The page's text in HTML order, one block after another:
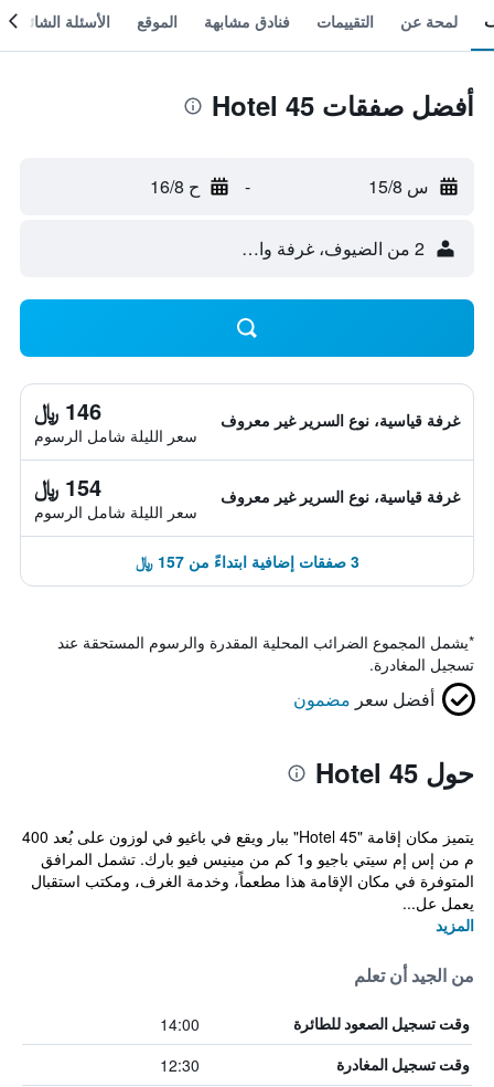
لمحة عن التقييمات فنادق مشابهة الموقع الأسئلة الشائعة
أفضل صفقات Hotel 45
س 15/8 - ح 16/8
2 من الضيوف، غرفة واحدة
غرفة قياسية، نوع السرير غير معروف 146 ﷼
سعر الليلة شامل الرسوم
غرفة قياسية، نوع السرير غير معروف 154 ﷼
سعر الليلة شامل الرسوم
3 صفقات إضافية ابتداءً من 157 ﷼
*يشمل المجموع الضرائب المحلية المقدرة والرسوم المستحقة عند
تسجيل المغادرة.
أفضل سعر مضمون
حول Hotel 45
يتميز مكان إقامة "Hotel 45" ببار ويقع في باغيو في لوزون على بُعد 400
م من إس إم سيتي باجيو و1 كم من مينيس فيو بارك. تشمل المرافق
المتوفرة في مكان الإقامة هذا مطعماً، وخدمة الغرف، ومكتب استقبال
يعمل عل...
المزيد
من الجيد أن تعلم
وقت تسجيل الصعود للطائرة 14:00
وقت تسجيل المغادرة 12:30